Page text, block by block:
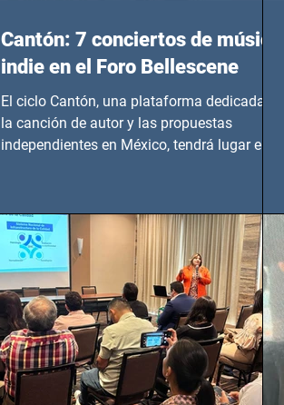
Cantón: 7 conciertos de música
indie en el Foro Bellescene
El ciclo Cantón, una plataforma dedicada a
la canción de autor y las propuestas
independientes en México, tendrá lugar en el
del 14 de agosto al 25 de septiembre, a las
20:00 horas.